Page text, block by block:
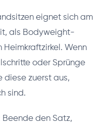
eignet sich am
als Bodyweight-
Heimkraftzirkel. Wenn
oder Sprünge
diese zuerst aus,
sind.
Beende den Satz,